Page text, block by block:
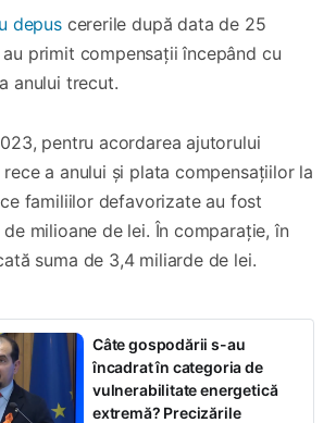
depuscererile după data de 25
primit compensații începând cu
anului trecut.
pentru acordarea ajutorului
a anului și plata compensațiilor la
familiilor defavorizate au fost
milioane de lei. În comparație, în
suma de 3,4 miliarde de lei.
Câte gospodării s-au
încadrat în categoria de
vulnerabilitate energetică
extremă? Precizările